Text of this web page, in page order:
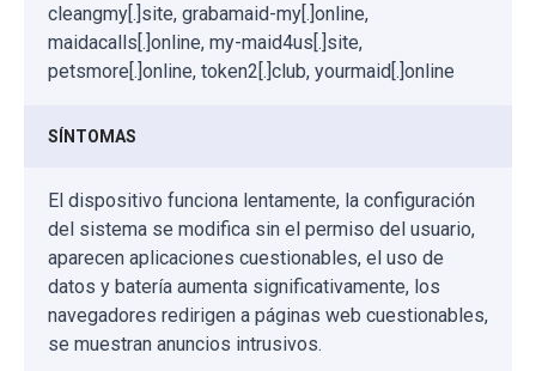
cleangmy[.]site, grabamaid-my[.]online,
maidacalls[.]online, my-maid4us[.]site,
petsmore[.]online, token2[.]club, yourmaid[.]online
SÍNTOMAS
El dispositivo funciona lentamente, la configuración
del sistema se modifica sin el permiso del usuario,
aparecen aplicaciones cuestionables, el uso de
datos y batería aumenta significativamente, los
navegadores redirigen a páginas web cuestionables,
se muestran anuncios intrusivos.